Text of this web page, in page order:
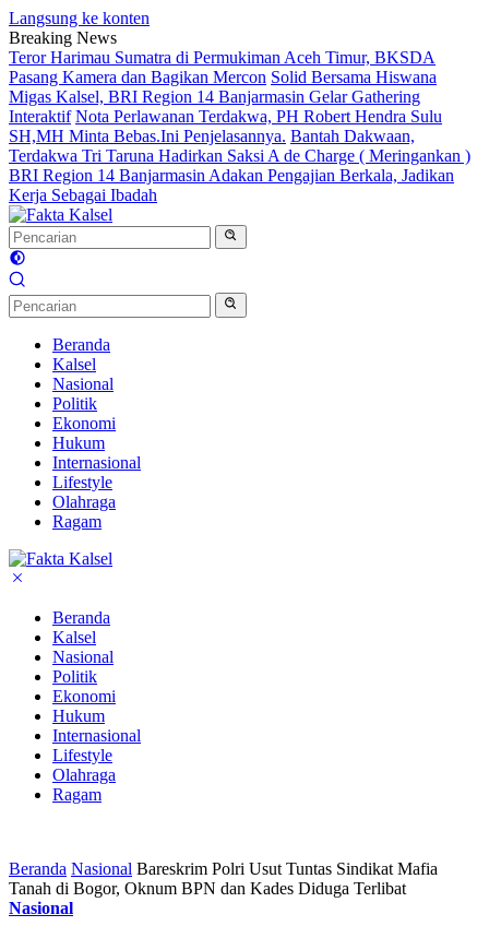
Langsung ke konten
Breaking News
Teror Harimau Sumatra di Permukiman Aceh Timur, BKSDA
Pasang Kamera dan Bagikan Mercon Solid Bersama Hiswana
Migas Kalsel, BRI Region 14 Banjarmasin Gelar Gathering
Interaktif Nota Perlawanan Terdakwa, PH Robert Hendra Sulu
SH,MH Minta Bebas.Ini Penjelasannya. Bantah Dakwaan,
Terdakwa Tri Taruna Hadirkan Saksi A de Charge ( Meringankan )
BRI Region 14 Banjarmasin Adakan Pengajian Berkala, Jadikan
Kerja Sebagai Ibadah
Beranda
Kalsel
Nasional
Politik
Ekonomi
Hukum
Internasional
Lifestyle
Olahraga
Ragam
Beranda
Kalsel
Nasional
Politik
Ekonomi
Hukum
Internasional
Lifestyle
Olahraga
Ragam
Beranda Nasional Bareskrim Polri Usut Tuntas Sindikat Mafia
Tanah di Bogor, Oknum BPN dan Kades Diduga Terlibat
Nasional